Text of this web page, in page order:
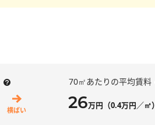
横ばい
70㎡あたりの平均賃料
26万円（0.4万円／㎡）